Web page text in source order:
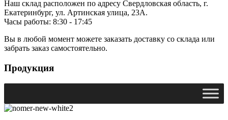
Наш склад расположен по адресу Свердловская область, г.
Екатеринбург, ул. Артинская улица, 23А.
Часы работы: 8:30 - 17:45
Вы в любой момент можете заказать доставку со склада или
забрать заказ самостоятельно.
Продукция